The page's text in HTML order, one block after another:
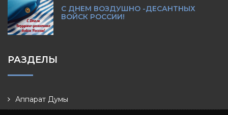
С ДНЕМ ВОЗДУШНО -ДЕСАНТНЫХ
ВОЙСК РОССИИ!
РАЗДЕЛЫ
Аппарат Думы